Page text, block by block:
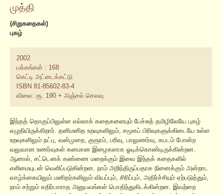
முத்தி
(சிறுகதைகள்)
புகழ்
2002
பக்கங்கள் : 168
கெட்டி அட்டைக்கட்டு
ISBN 81-85602-83-4
விலை: ரூ. 190 + அஞ்சல் செலவு
இந்தத் தொகுப்பிலுள்ள எல்லாக் கதைகளையும் பேச்சுத் தமிழிலேயே புகழ்
எழுதியிருக்கிறார். தனிமனித உறவுகளிலும், சமூகப் பிரிவுகளுக்கிடையே உள்ள
உறவுகளிலும் நட்பு, வன்முறை, குரூரம், பரிவு, பாலுணர்வு, கபடம் போன்ற
வலுவான உணர்வுகள் கனமான இழைகளாக ஓடிக்கொண்டிருக்கின்றன.
ஆனால், சட்டெனக் கண்ணை மறைக்கும் இவை இந்தக் கதைகளில்
எளிமையுடன் வெளிப்படுகின்றன. நாம் அறிந்திருப்பதாக நினைக்கும் அன்றாட
வாழ்க்கையிலும் மனிதர்களிலும் வியப்பும், சிரிப்பும், அதிர்ச்சியும் ஏற்படுத்தும்,
நாம் சற்றும் எதிர்பாராத அனுபவங்கள் பொதிந்துகிடக்கின்றன. இவற்றை